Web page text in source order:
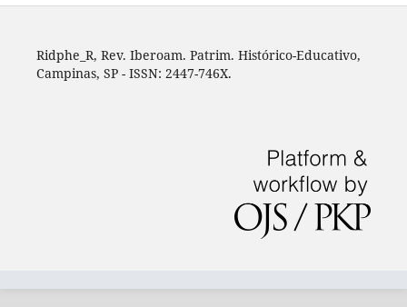
Ridphe_R, Rev. Iberoam. Patrim. Histórico-Educativo,
Campinas, SP - ISSN: 2447-746X.